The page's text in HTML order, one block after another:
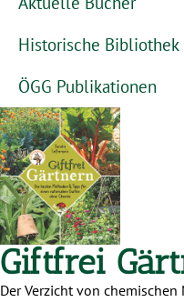
Historische Bibliothek
ÖGG Publikationen
Giftfrei
Der Verzicht von